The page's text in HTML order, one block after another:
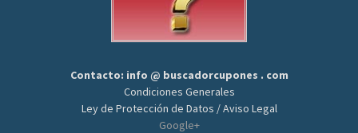
Contacto: info @ buscadorcupones . com
Condiciones Generales
Ley de Protección de Datos / Aviso Legal
Google+